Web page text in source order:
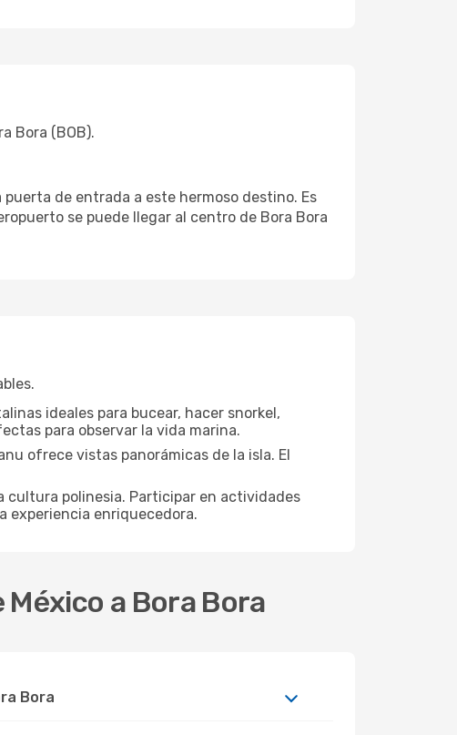
Bora (BOB).
de entrada a este hermoso destino. Es
se puede llegar al centro de Bora Bora
ideales para bucear, hacer snorkel,
para observar la vida marina.
ofrece vistas panorámicas de la isla. El
polinesia. Participar en actividades
experiencia enriquecedora.
a Bora Bora
Bora